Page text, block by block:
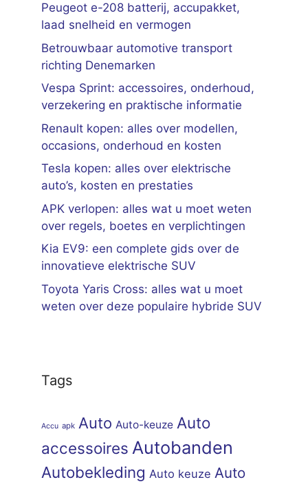
Peugeot e-208 batterij, accupakket,
laad snelheid en vermogen
Betrouwbaar automotive transport
richting Denemarken
Vespa Sprint: accessoires, onderhoud,
verzekering en praktische informatie
Renault kopen: alles over modellen,
occasions, onderhoud en kosten
Tesla kopen: alles over elektrische
auto’s, kosten en prestaties
APK verlopen: alles wat u moet weten
over regels, boetes en verplichtingen
Kia EV9: een complete gids over de
innovatieve elektrische SUV
Toyota Yaris Cross: alles wat u moet
weten over deze populaire hybride SUV
Tags
Accu apk Auto Auto-keuze Auto
accessoires Autobanden
Autobekleding Auto keuze Auto